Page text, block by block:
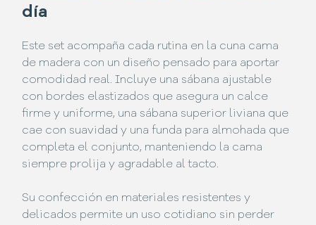
día
Este set acompaña cada rutina en la cuna cama
de madera con un diseño pensado para aportar
comodidad real. Incluye una sábana ajustable
con bordes elastizados que asegura un calce
firme y uniforme, una sábana superior liviana que
cae con suavidad y una funda para almohada que
completa el conjunto, manteniendo la cama
siempre prolija y agradable al tacto.
Su confección en materiales resistentes y
delicados permite un uso cotidiano sin perder